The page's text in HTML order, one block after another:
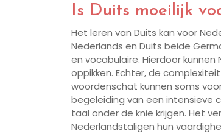
Is Duits moeilijk
Het leren van Duits kan voor
Nederlands en Duits beide
en vocabulaire. Hierdoor
oppikken. Echter, de
woordenschat kunnen soms
begeleiding van een intensieve
taal onder de knie krijgen. Het
Nederlandstaligen hun